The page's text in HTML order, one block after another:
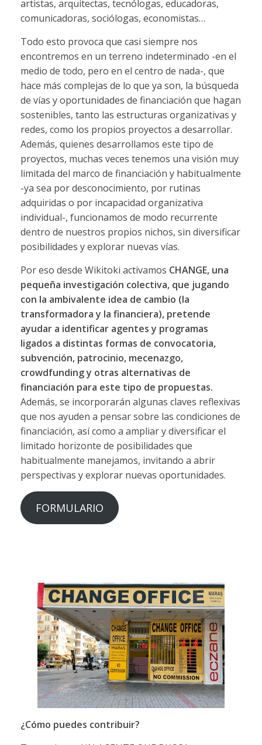
artistas, arquitectas, tecnólogas, educadoras,
comunicadoras, sociólogas, economistas…
Todo esto provoca que casi siempre nos
encontremos en un terreno indeterminado -en el
medio de todo, pero en el centro de nada-, que
hace más complejas de lo que ya son, la búsqueda
de vías y oportunidades de financiación que hagan
sostenibles, tanto las estructuras organizativas y
redes, como los propios proyectos a desarrollar.
Además, quienes desarrollamos este tipo de
proyectos, muchas veces tenemos una visión muy
limitada del marco de financiación y habitualmente
-ya sea por desconocimiento, por rutinas
adquiridas o por incapacidad organizativa
individual-, funcionamos de modo recurrente
dentro de nuestros propios nichos, sin diversificar
posibilidades y explorar nuevas vías.
Por eso desde Wikitoki activamos CHANGE, una
pequeña investigación colectiva, que jugando
con la ambivalente idea de cambio (la
transformadora y la financiera), pretende
ayudar a identificar agentes y programas
ligados a distintas formas de convocatoria,
subvención, patrocinio, mecenazgo,
crowdfunding y otras alternativas de
financiación para este tipo de propuestas.
Además, se incorporarán algunas claves reflexivas
que nos ayuden a pensar sobre las condiciones de
financiación, así como a ampliar y diversificar el
limitado horizonte de posibilidades que
habitualmente manejamos, invitando a abrir
perspectivas y explorar nuevas oportunidades.
FORMULARIO
¿Cómo puedes contribuir?